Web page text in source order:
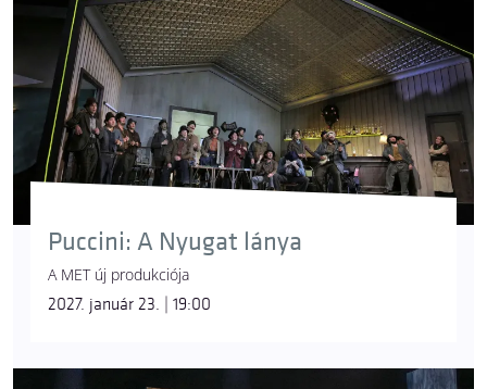
Puccini: A Nyugat lánya
A MET új produkciója
2027. január 23. | 19:00